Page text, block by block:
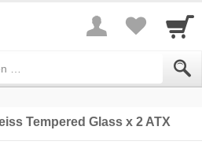
Tempered Glass x 2 ATX